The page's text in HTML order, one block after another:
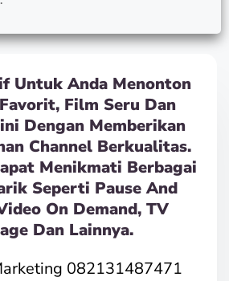
Untuk Anda Menonton
Film Seru Dan
Dengan Memberikan
Channel Berkualitas.
Menikmati Berbagai
Seperti Pause And
On Demand, TV
Dan Lainnya.
082131487471